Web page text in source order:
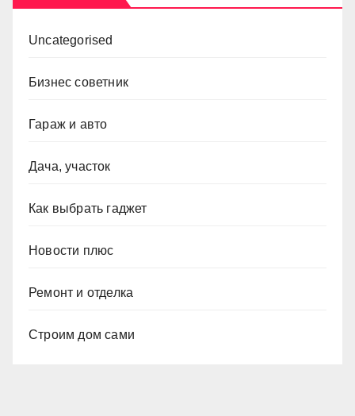
Uncategorised
Бизнес советник
Гараж и авто
Дача, участок
Как выбрать гаджет
Новости плюс
Ремонт и отделка
Строим дом сами